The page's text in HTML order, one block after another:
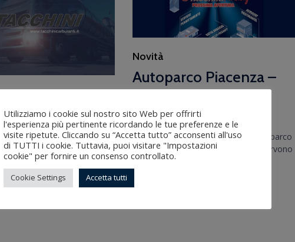
visto dal
Piacenza visto dal
del nostro
Piacenza SUD visto...
Category
Novità
Autoparco Piacenza –
17 DICEMBRE 2021
Stiamo per inaugurare il nuovo Autoparco
di Piacenza a marchio TACCHINI. Fervono
i lavori per...
Utilizziamo i cookie sul nostro sito Web per offrirti
l'esperienza più pertinente ricordando le tue preferenze e le
visite ripetute. Cliccando su “Accetta tutto” acconsenti all'uso
di TUTTI i cookie. Tuttavia, puoi visitare "Impostazioni
cookie" per fornire un consenso controllato.
Cookie Settings Accetta tutti